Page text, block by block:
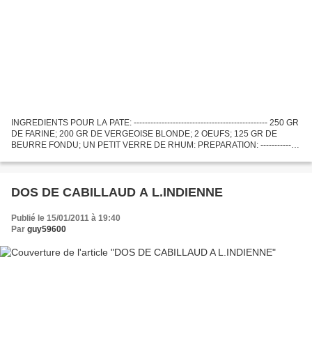
INGREDIENTS POUR LA PATE: ------------------------------------------------ 250 GR
DE FARINE; 200 GR DE VERGEOISE BLONDE; 2 OEUFS; 125 GR DE
BEURRE FONDU; UN PETIT VERRE DE RHUM: PREPARATION: --------------
DOS DE CABILLAUD A L.INDIENNE
Publié le 15/01/2011 à 19:40
Par guy59600